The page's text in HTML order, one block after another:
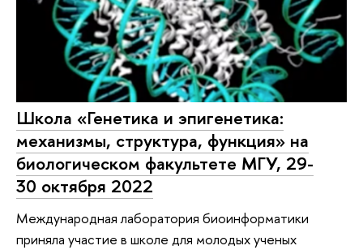
Школа «Генетика и эпигенетика:
механизмы, структура, функция» на
биологическом факультете МГУ, 29-
30 октября 2022
Международная лаборатория биоинформатики
приняла участие в школе для молодых ученых